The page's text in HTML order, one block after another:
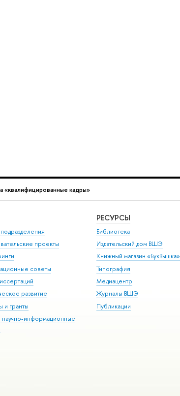
«квалифицированные кадры»
проекты
советы
развитие
и гранты
научно-информационные
РЕСУРСЫ
Библиотека
Издательский дом ВШЭ
Книжный магазин «БукВышка»
Типография
Медиацентр
Журналы ВШЭ
Публикации